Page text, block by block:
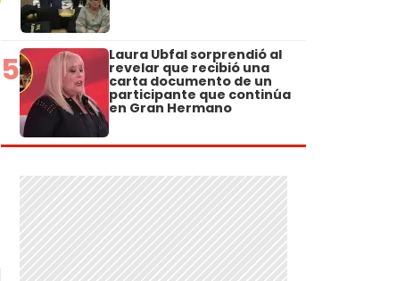
5 Laura Ubfal sorprendió al
revelar que recibió una
carta documento de un
participante que continúa
en Gran Hermano